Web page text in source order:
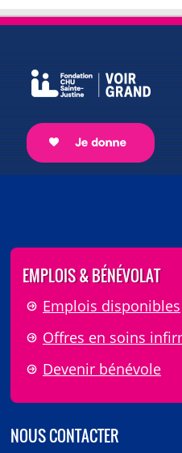
EMPLOIS & BÉNÉVOLAT
Emplois disponibles
Offres en soins
Devenir bénévole
NOUS CONTACTER